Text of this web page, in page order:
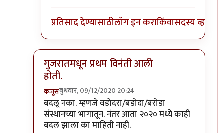
प्रतिसाद देण्यासाठीलॉग इन कराकिंवासदस्य व्हा
गुजरातमधून प्रथम विनंती आली
होती.
कंजूसबुधवार, 09/12/2020 20:24
In reply toमाथेरानची आहेच.byकंजूस
बदलू नका. म्हणजे वडोदरा/बडोदा/बरोडा
संस्थानच्या भागातून. नंतर आता २०२० मध्ये काही
बदल झाला का माहिती नाही.